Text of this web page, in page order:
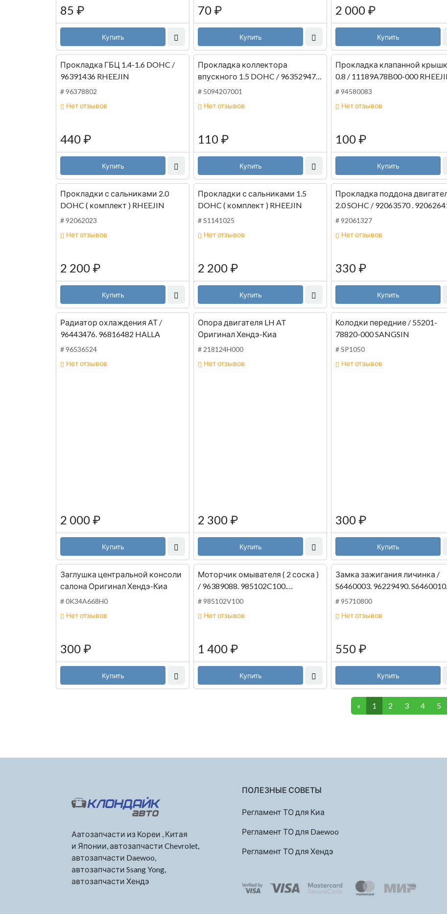
85 ₽
Купить
70₽
Купить
2 000₽
Купить
Прокладка ГБЦ 1.4-1.6 DOHC /
96391436 RHEEJIN
# 96378802
Нет отзывов
440₽
Купить
Прокладка коллектора
впускного 1.5 DOHC / 96352947
RHEEJIN
# 5094207001
Нет отзывов
110₽
Купить
Прокладка клапанной
0.8 / 11189A78B00-000
# 94580083
Нет отзывов
100₽
Купить
Прокладки с сальниками 2.0
DOHC ( комплект ) RHEEJIN
# 92062023
Нет отзывов
2 200₽
Купить
Прокладки с сальниками 1.5
DOHC ( комплект ) RHEEJIN
# S1141025
Нет отзывов
2 200₽
Купить
Прокладка поддона
2.0 SOHC / 92063570 . 92062641
RHEEJIN
# 92061327
Нет отзывов
330₽
Купить
Радиатор охлаждения АТ /
96443476. 96816482 HALLA
# 96536524
Нет отзывов
2 000₽
Купить
Опора двигателя LH AT
Оригинал Хендэ-Киа
# 218124H000
Нет отзывов
2 300₽
Купить
Колодки передние / 55201-
78820-000 SANGSIN
# SP1050
Нет отзывов
300₽
Купить
Заглушка центральной консоли
салона Оригинал Хендэ-Киа
# 0K34A668H0
Нет отзывов
300₽
Купить
Моторчик омывателя ( 2 соска )
/ 96389088. 985102C100.
985101F100. 985101H100.
# 985102V100
Нет отзывов
1 400₽
Купить
Замка зажигания личинка /
S6460003. 96229490. S6460010
APK
# 95710800
Нет отзывов
550₽
Купить
« 1 2 3 4 5
Аатозапчасти из Кореи , Китая
и Японии, автозапчасти Chevrolet,
автозапчасти Daewoo,
автозапчасти Ssang Yong,
автозапчасти Хендэ
ПОЛЕЗНЫЕ СОВЕТЫ
Регламент ТО для Киа
Регламент ТО для Daewoo
Регламент ТО для Хендэ